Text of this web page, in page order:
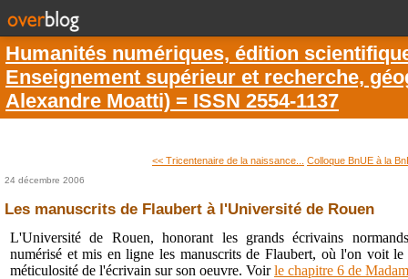
Humanités numériques, édition
Enseignement supérieur et recherche,
Alexandre Moatti) = ISSN 2554-1137
<< Tricentenaire de la naissance... Colloque BnUE à la
24 décembre 2006
Les manuscrits de Flaubert à l'Université de Rouen
L'Université de Rouen, honorant les grands écrivains
numérisé et mis en ligne les manuscrits de Flaubert, où l'on voit
méticulosité de l'écrivain sur son oeuvre. Voirle chapitre 6 de